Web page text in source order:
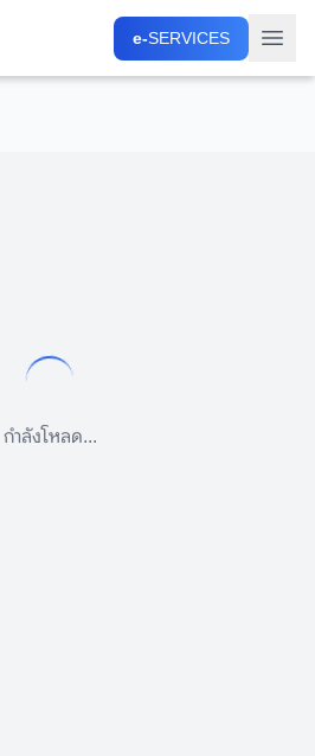
e-SERVICES
e-SERVICES
กำลังโหลด...